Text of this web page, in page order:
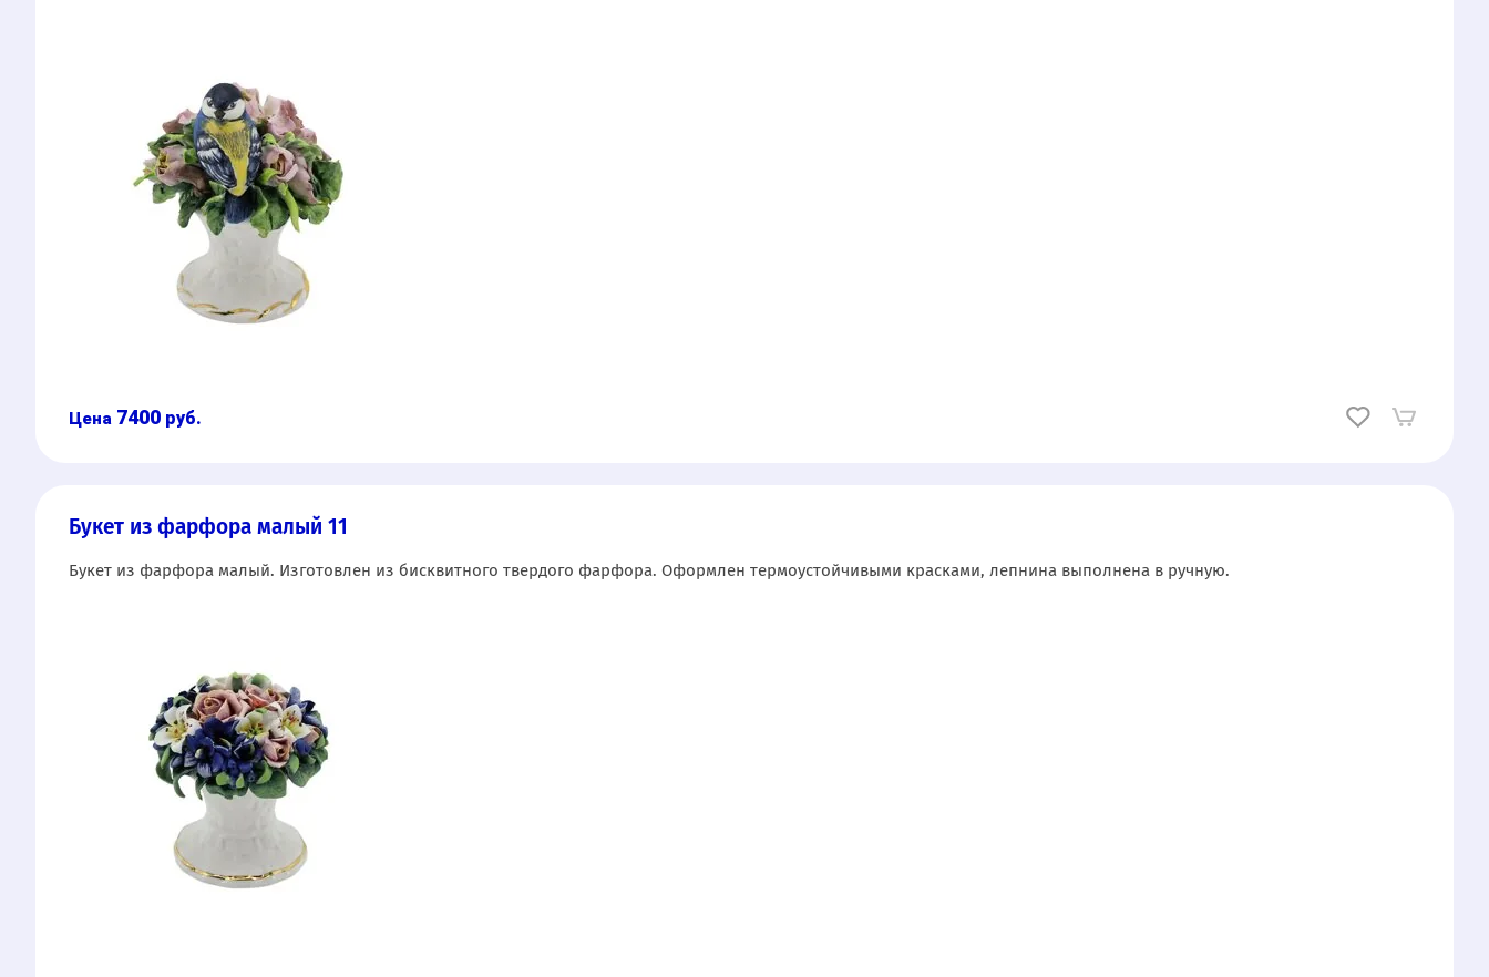
7400 руб.
Букет из фарфора малый 11
Букет из фарфора малый. Изготовлен из бисквитного твердого фарфора. Оформлен термоустойчивыми красками, лепнина выполнена в ручную.